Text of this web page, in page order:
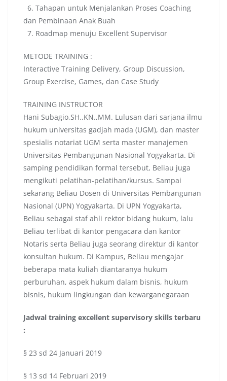
6. Tahapan untuk Menjalankan Proses Coaching
dan Pembinaan Anak Buah
7. Roadmap menuju Excellent Supervisor
METODE TRAINING :
Interactive Training Delivery, Group Discussion,
Group Exercise, Games, dan Case Study
TRAINING INSTRUCTOR
Hani Subagio,SH.,KN.,MM. Lulusan dari sarjana ilmu
hukum universitas gadjah mada (UGM), dan master
spesialis notariat UGM serta master manajemen
Universitas Pembangunan Nasional Yogyakarta. Di
samping pendidikan formal tersebut, Beliau juga
mengikuti pelatihan-pelatihan/kursus. Sampai
sekarang Beliau Dosen di Universitas Pembangunan
Nasional (UPN) Yogyakarta. Di UPN Yogyakarta,
Beliau sebagai staf ahli rektor bidang hukum, lalu
Beliau terlibat di kantor pengacara dan kantor
Notaris serta Beliau juga seorang direktur di kantor
konsultan hukum. Di Kampus, Beliau mengajar
beberapa mata kuliah diantaranya hukum
perburuhan, aspek hukum dalam bisnis, hukum
bisnis, hukum lingkungan dan kewarganegaraan
Jadwal training excellent supervisory skills terbaru
:
§ 23 sd 24 Januari 2019
§ 13 sd 14 Februari 2019